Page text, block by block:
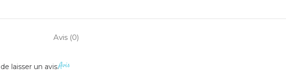
Avis (0)
Avis
laisser un avis.